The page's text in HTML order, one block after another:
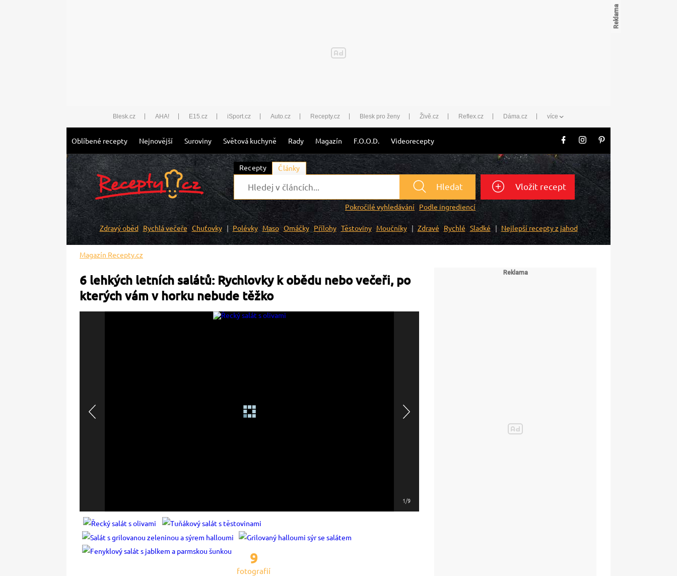
Blesk.cz AHA! E15.cz iSport.cz Auto.cz Recepty.cz Blesk pro ženy Živě.cz Reflex.cz Dáma.cz více
Oblíbené recepty Nejnovější Suroviny Světová kuchyně Rady Magazín F.O.O.D. Videorecepty
Recepty Články
Hledat
Pokročilé vyhledávání Podle ingrediencí
Vložit recept
Zdravý oběd Rychlá večeře Chuťovky Polévky Maso Omáčky Přílohy Těstoviny Moučníky Zdravé Rychlé Sladké Nejlepší recepty z jahod
Magazín Recepty.cz
6 lehkých letních salátů: Rychlovky k obědu nebo večeři, po
kterých vám v horku nebude těžko
1/9
9
fotografií